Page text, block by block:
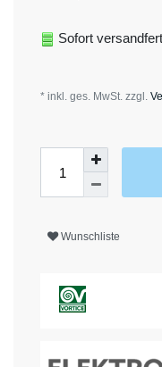
Sofort
* inkl. ges. MwSt. zzgl.
Wunschliste